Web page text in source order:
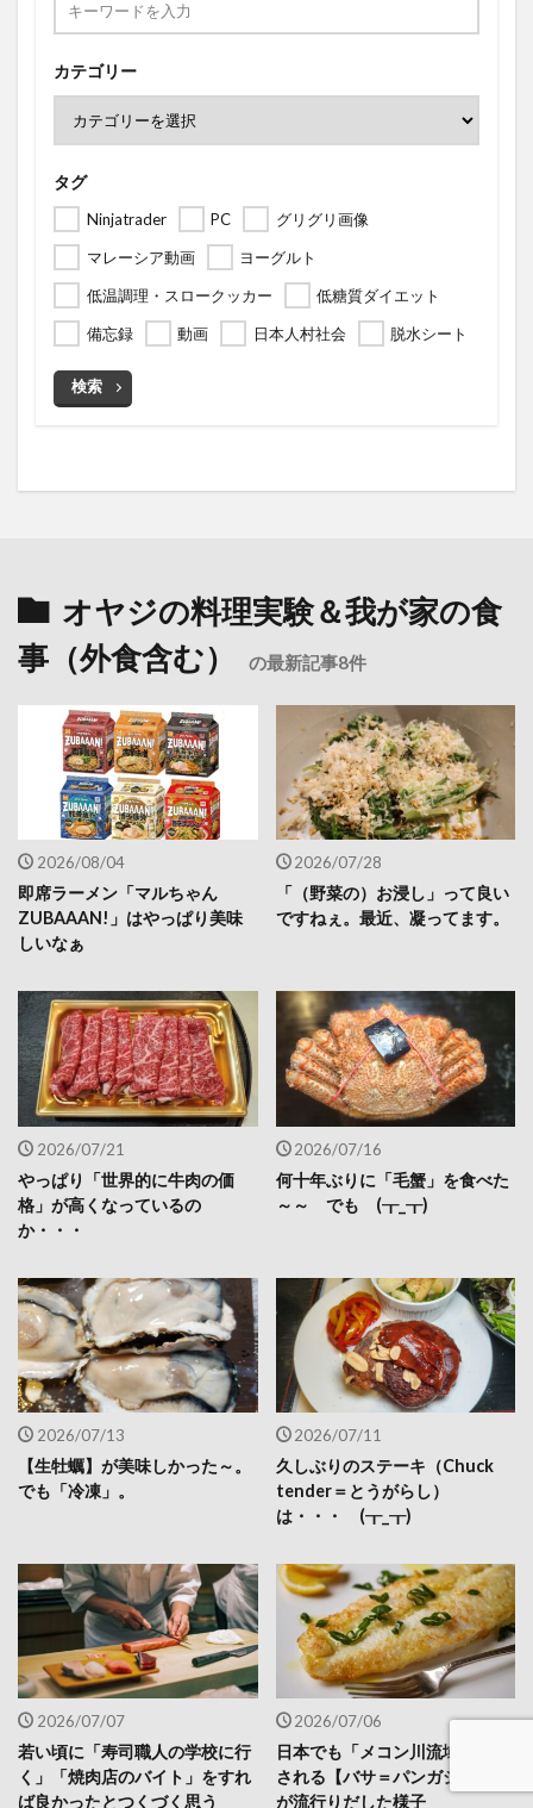
カテゴリー
タグ
Ninjatrader PC
グリグリ画像
マレーシア動画
ヨーグルト
低温調理・スロークッカー
低糖質ダイエット
備忘録
動画 日本人村社会 脱水シート
検索
オヤジの料理実験＆我が家の食
事（外食含む）
の最新記事8件
2026/08/04
即席ラーメン「マルちゃん
ZUBAAAN!」はやっぱり美味
しいなぁ
2026/07/28
「（野菜の）お浸し」って良い
ですねぇ。最近、凝ってます。
2026/07/21
やっぱり「世界的に牛肉の価
格」が高くなっているの
か・・・
2026/07/16
何十年ぶりに「毛蟹」を食べた
～～ でも (┰_┰)
2026/07/13
【生牡蠣】が美味しかった～。
でも「冷凍」。
2026/07/11
久しぶりのステーキ（Chuck
tender＝とうがらし）
は・・・ (┰_┰)
2026/07/07
若い頃に「寿司職人の学校に行
く」「焼肉店のバイト」をすれ
ば良かったとつくづく思う
2026/07/06
日本でも「メコン川流域で養殖
される【バサ＝パンガシウス】
が流行りだした様子